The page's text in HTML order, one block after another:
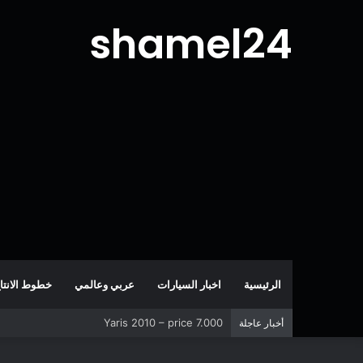
shamel24
الرئيسية اخبار السيارات عربي وعالمي خطوط
أخبار عاجلة Yaris 2010 – price 7.000